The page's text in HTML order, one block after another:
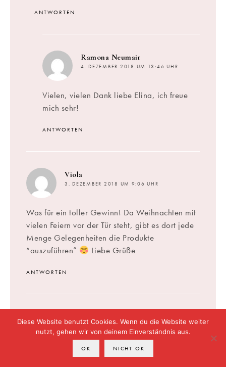
ANTWORTEN
Ramona Neumair
4. DEZEMBER 2018 UM 13:46 UHR
Vielen, vielen Dank liebe Elina, ich freue
mich sehr!
ANTWORTEN
Viola
3. DEZEMBER 2018 UM 9:06 UHR
Was für ein toller Gewinn! Da Weihnachten mit
vielen Feiern vor der Tür steht, gibt es dort jede
Menge Gelegenheiten die Produkte
“auszuführen”
Liebe Grüße
ANTWORTEN
Julia sagt:
Was für Ein Traum Set. Perfekt um einen tollen
Diese Website benutzt Cookies. Wenn du die Website weiter
nutzt, gehen wir von deinem Einverständnis aus.
OK NICHT OK